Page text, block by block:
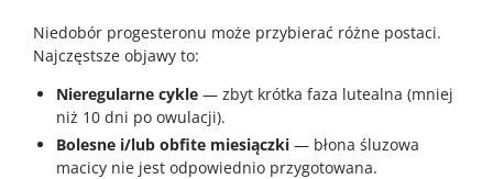
Niedobór progesteronu może przybierać różne postaci.
Najczęstsze objawy to:
Nieregularne cykle — zbyt krótka faza lutealna (mniej
niż 10 dni po owulacji).
Bolesne i/lub obfite miesiączki — błona śluzowa
macicy nie jest odpowiednio przygotowana.